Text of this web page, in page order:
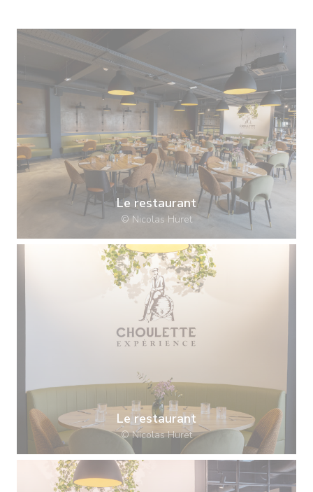
Le restaurant
© Nicolas Huret
Le restaurant
© Nicolas Huret